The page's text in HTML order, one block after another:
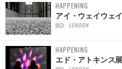
HAPPENING
アイ・ウェイウェ
LONDON
HAPPENING
エド・アトキンス展